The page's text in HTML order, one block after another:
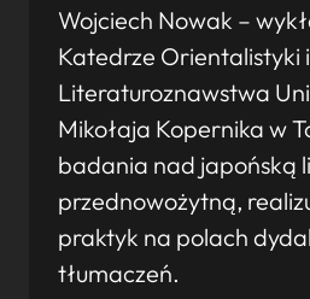
Wojciech Nowak –
Katedrze Orientalistyki
Literaturoznawstwa
Mikołaja Kopernika w
badania nad japońską
przednowożytną,
praktyk na polach
tłumaczeń.